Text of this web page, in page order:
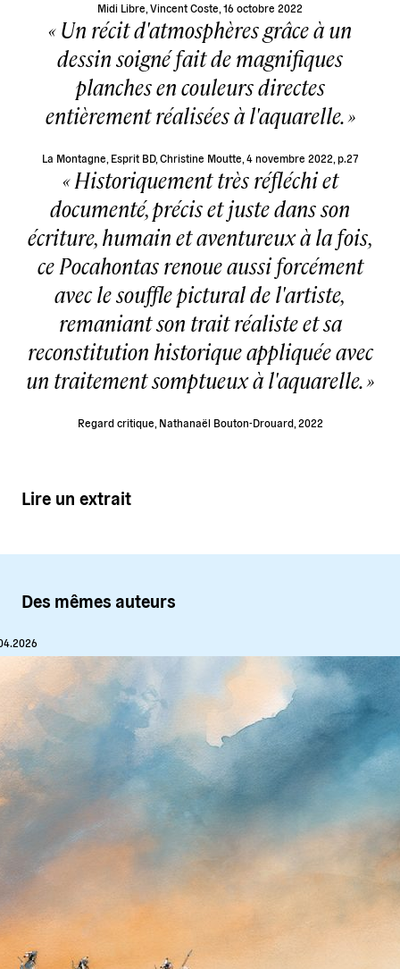
Midi Libre, Vincent Coste, 16 octobre 2022
Un récit d'atmosphères grâce à un
dessin soigné fait de magnifiques
planches en couleurs directes
entièrement réalisées à l'aquarelle.
La Montagne, Esprit BD, Christine Moutte, 4 novembre 2022, p.27
Historiquement très réfléchi et
documenté, précis et juste dans son
écriture, humain et aventureux à la fois,
ce Pocahontas renoue aussi forcément
avec le souffle pictural de l'artiste,
remaniant son trait réaliste et sa
reconstitution historique appliquée avec
un traitement somptueux à l'aquarelle.
Regard critique , Nathanaël Bouton-Drouard, 2022
Lire un extrait
Des mêmes auteurs